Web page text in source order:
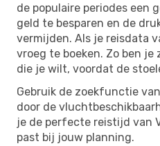
de populaire periodes een
geld te besparen en de
vermijden. Als je reisdata
vroeg te boeken. Zo ben
die je wilt, voordat de
Gebruik de zoekfunctie
door de
je de perfecte reistijd van
past bij jouw planning.